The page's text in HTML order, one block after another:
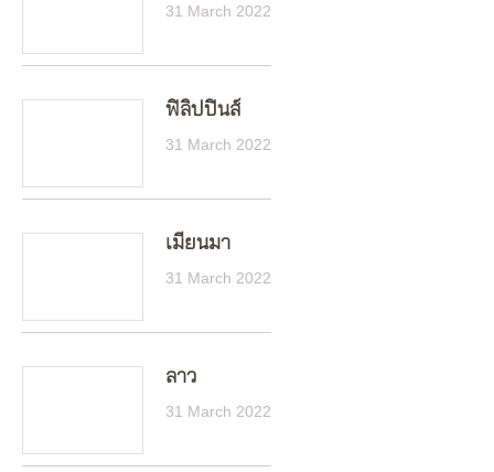
31 March 2022
ฟิลิปปินส์
31 March 2022
เมียนมา
31 March 2022
ลาว
31 March 2022